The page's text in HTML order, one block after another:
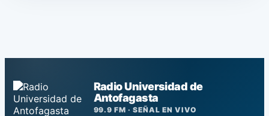
Radio Universidad de
Antofagasta
99.9 FM · SEÑAL EN VIVO